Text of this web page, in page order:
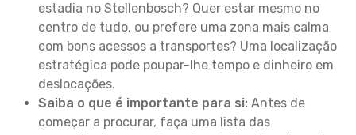
estadia no Stellenbosch? Quer estar mesmo no
centro de tudo, ou prefere uma zona mais calma
com bons acessos a transportes? Uma localização
estratégica pode poupar-lhe tempo e dinheiro em
deslocações.
Saiba o que é importante para si: Antes de
começar a procurar, faça uma lista das